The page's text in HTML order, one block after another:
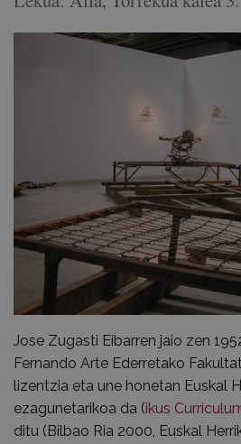
Jose Zugasti Eibarren jaio zen
Fernando Arte Ederretako
lizentzia eta une honetan Euskal
ezagunetarikoa da (ikus
ditu (Bilbao Ria 2000, Euskal